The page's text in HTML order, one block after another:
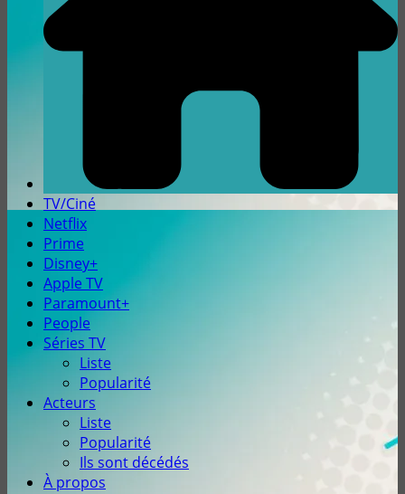
TV/Ciné
Netflix
Prime
Disney+
Apple TV
Paramount+
People
Séries TV
Liste
Popularité
Acteurs
Liste
Popularité
Ils sont décédés
À propos